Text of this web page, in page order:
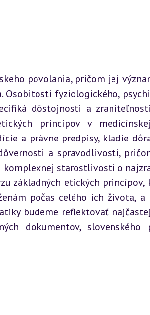
povolania, pričom jej
fyziologického,
dôstojnosti a
princípov v
a právne predpisy, kladie
a spravodlivosti,
komplexnej starostlivosti o
základných etických
počas celého ich života,
budeme reflektovať
dokumentov,